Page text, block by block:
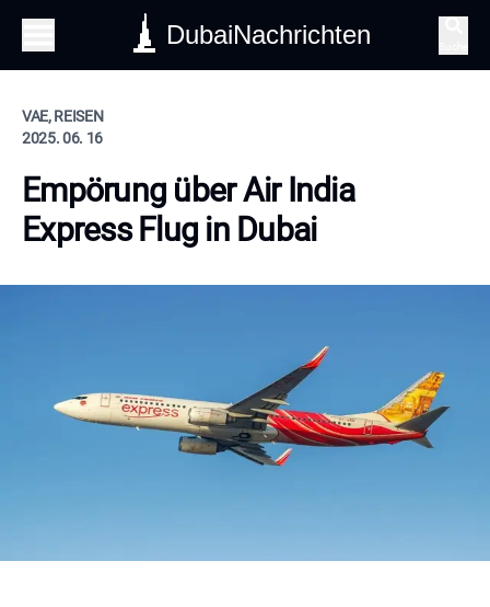
DubaiNachrichten
VAE, REISEN
2025. 06. 16
Empörung über Air India
Express Flug in Dubai